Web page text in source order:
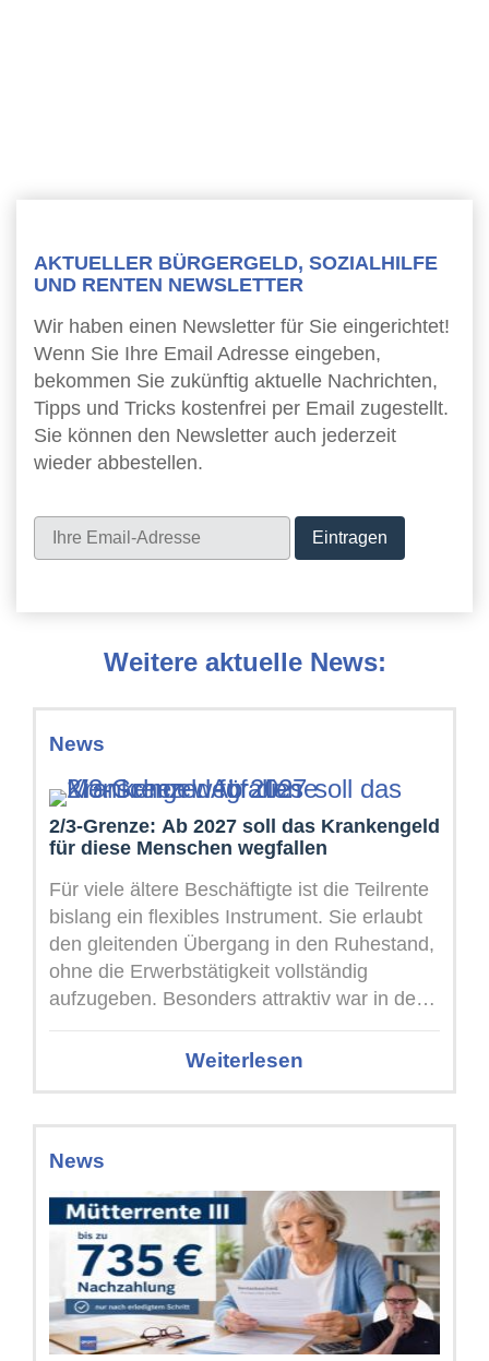
AKTUELLER BÜRGERGELD, SOZIALHILFE
UND RENTEN NEWSLETTER
Wir haben einen Newsletter für Sie eingerichtet!
Wenn Sie Ihre Email Adresse eingeben,
bekommen Sie zukünftig aktuelle Nachrichten,
Tipps und Tricks kostenfrei per Email zugestellt.
Sie können den Newsletter auch jederzeit
wieder abbestellen.
Weitere aktuelle News:
News
2/3-Grenze: Ab 2027 soll das Krankengeld
für diese Menschen wegfallen
Für viele ältere Beschäftigte ist die Teilrente
bislang ein flexibles Instrument. Sie erlaubt
den gleitenden Übergang in den Ruhestand,
ohne die Erwerbstätigkeit vollständig
aufzugeben. Besonders attraktiv war in den
vergangenen Jahren ...
Weiterlesen
News